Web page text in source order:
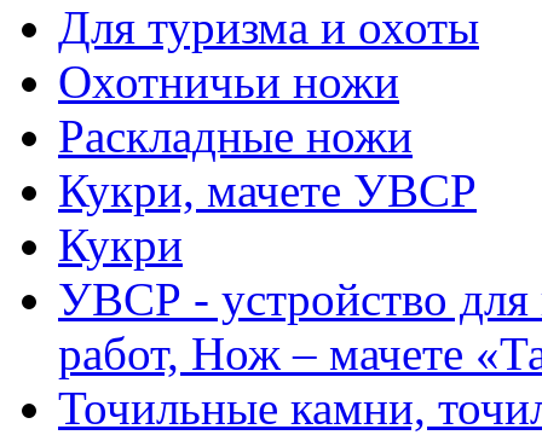
Для туризма и охоты
Охотничьи ножи
Раскладные ножи
Кукри, мачете УВСР
Кукри
УВСР - устройство для
работ, Нож – мачете
Точильные камни,